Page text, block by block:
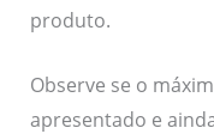
produto.
Observe se o
apresentado e